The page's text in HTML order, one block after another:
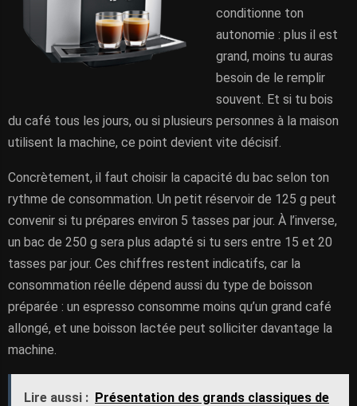
conditionne ton
autonomie : plus il est
grand, moins tu auras
besoin de le remplir
souvent. Et si tu bois
du café tous les jours, ou si plusieurs personnes à la maison
utilisent la machine, ce point devient vite décisif.
Concrètement, il faut choisir la capacité du bac selon ton
rythme de consommation. Un petit réservoir de 125 g peut
convenir si tu prépares environ 5 tasses par jour. À l’inverse,
un bac de 250 g sera plus adapté si tu sers entre 15 et 20
tasses par jour. Ces chiffres restent indicatifs, car la
consommation réelle dépend aussi du type de boisson
préparée : un espresso consomme moins qu’un grand café
allongé, et une boisson lactée peut solliciter davantage la
machine.
Lire aussi : Présentation des grands classiques de